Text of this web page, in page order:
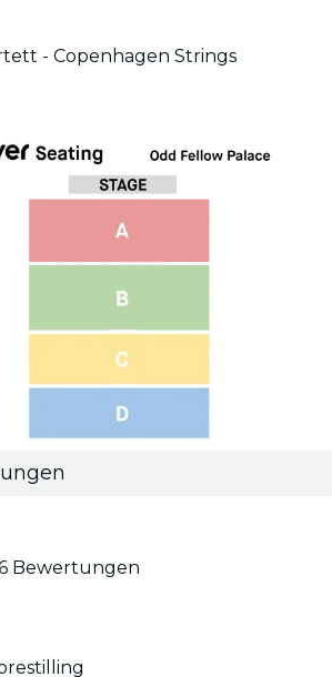
- Copenhagen Strings
Bewertungen